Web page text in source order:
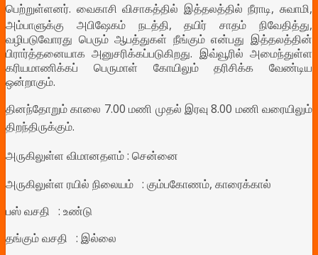
பெற்றுள்ளனர். வைகாசி விசாகத்தில் இத்தலத்தில் நீராடி, சுவாமி,
அம்பாளுக்கு அபிஷேகம் நடத்தி, தயிர் சாதம் நிவேதித்து,
வழிபடுவோரது பெரும் ஆபத்துகள் நீங்கும் என்பது இத்தலத்தின்
பிரார்த்தனையாக அனுசரிக்கப்படுகிறது. இவ்வூரில் அமைந்துள்ள
கரியமாணிக்கப் பெருமாள் கோயிலும் தரிசிக்க வேண்டிய
ஒன்றாகும்.
தினந்தோறும் காலை 7.00 மணி முதல் இரவு 8.00 மணி வரையிலும்
திறந்திருக்கும்.
அருகிலுள்ள விமானதளம் : சென்னை
அருகிலுள்ள ரயில் நிலையம் : கும்பகோணம், காரைக்கால்
பஸ் வசதி : உண்டு
தங்கும் வசதி : இல்லை